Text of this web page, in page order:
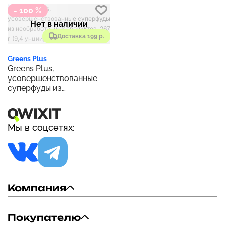
- 100 %
Доставка 199 р.
Нет в наличии
Greens Plus
Greens Plus,
усовершенствованные
суперфуды из
необработанных
продуктов, 267 г (9,4
унции)
Мы в соцсетях:
Компания
Покупателю